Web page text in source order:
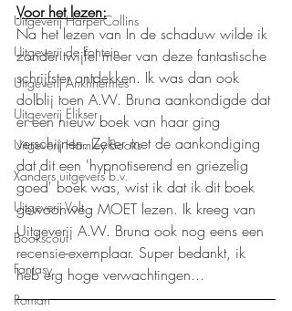
Uitgeverij HarperCollins
Uitgeverij de Fontein
Uitgeverij Ankhhermes
Uitgeverij Elikser
Uitgeverij Hamley Books
Xanders uitgevers b.v.
Uitgeverij Volt
Bookscout
Fantasy
Roman
Voor het lezen:
Na het lezen van In de schaduw wilde ik
zonder twijfel meer van deze fantastische
schrijfster ontdekken. Ik was dan ook
dolblij toen A.W. Bruna aankondigde dat
er een nieuw boek van haar ging
verschijnen. Zeker met de aankondiging
dat dit een 'hypnotiserend en griezelig
goed' boek was, wist ik dat ik dit boek
gewoonweg MOET lezen. Ik kreeg van
Uitgeverij A.W. Bruna ook nog eens een
recensie-exemplaar. Super bedankt, ik
heb erg hoge verwachtingen...